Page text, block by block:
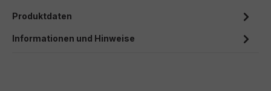
Produktdaten
Informationen und Hinweise